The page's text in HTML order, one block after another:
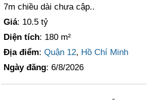
7m chiều dài chưa cập..
Giá: 10.5 tỷ
Diện tích: 180 m²
Địa điểm:Quận 12, Hồ Chí Minh
Ngày đăng: 6/8/2026